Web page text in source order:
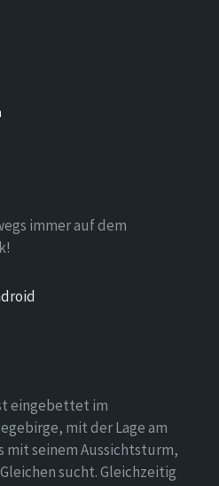
immer auf dem
eingebettet im
mit der Lage am
mit seinem Aussichtsturm,
sucht. Gleichzeitig